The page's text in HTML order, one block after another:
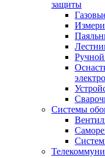
защиты
Ручной
Системы